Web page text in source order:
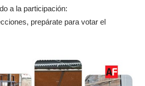
a la participación:
prepárate para votar el